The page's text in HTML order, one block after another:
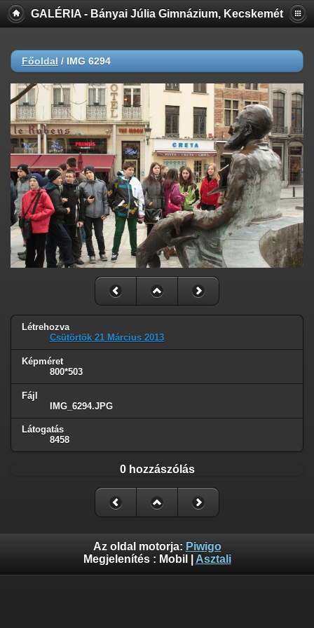
GALÉRIA - Bányai Júlia Gimnázium, Kecskemét
Főoldal / IMG 6294
Létrehozva
Csütörtök 21 Március 2013
Képméret
800*503
Fájl
IMG_6294.JPG
Látogatás
8458
0 hozzászólás
Az oldal motorja: Piwigo
Megjelenítés : Mobil Asztali